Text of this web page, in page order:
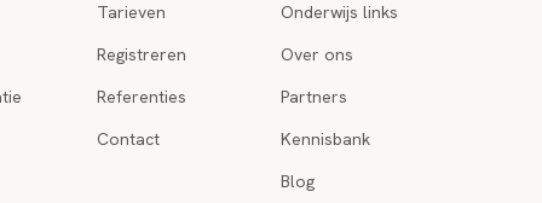
Tarieven
Registreren
Referenties
Contact
Onderwijs links
Over ons
Partners
Kennisbank
Blog